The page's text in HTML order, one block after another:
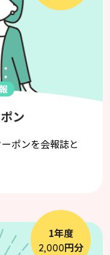
ン
ポンを会報誌と
1年度
2,000円分